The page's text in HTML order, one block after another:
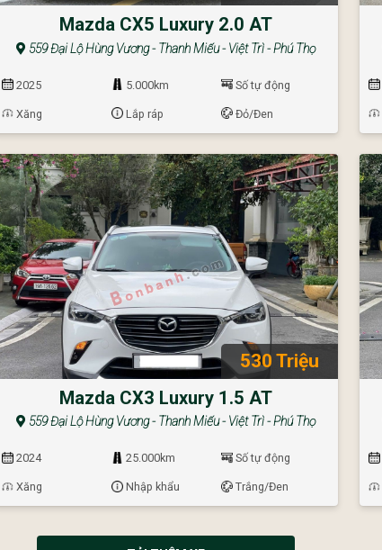
Mazda CX5 Luxury 2.0 AT
559 Đại Lộ Hùng Vương - Thanh Miếu - Việt Trì - Phú Thọ
2025 5.000km Số tự động
Xăng Lắp ráp Đỏ/Đen
530 Triệu
Mazda CX3 Luxury 1.5 AT
559 Đại Lộ Hùng Vương - Thanh Miếu - Việt Trì - Phú Thọ
2024 25.000km Số tự động
Xăng Nhập khẩu Trắng/Đen